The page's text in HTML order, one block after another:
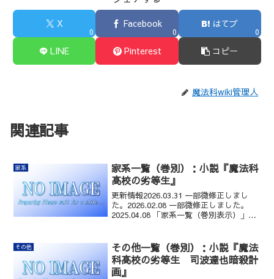
X
0
Facebook
0
はてブ
0
LINE Pinterest コピー
魔法科wiki管理人
関連記事
家系
家系一覧（巻別）：小説『魔法科
高校の劣等生』
更新情報2026.03.31 一部微修正しまし
た。2026.02.08 一部微修正しました。
2025.04.08 「家系一覧（巻別表示）」ペ
作成しました。１年生編第01...
その他
その他一覧（巻別）：小説『魔法
科高校の劣等生 司波達也暗殺計
画』